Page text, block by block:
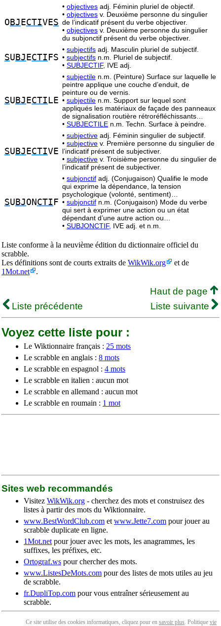
O BJ ECTIVES
• objectives adj. Féminin pluriel de objectif.
• objectives v. Deuxième personne du singulier
de l’indicatif présent du verbe objectiver.
• objectives v. Deuxième personne du singulier
du subjonctif présent du verbe objectiver.
SU BJ ECTI FS
• subjectifs adj. Masculin pluriel de subjectif.
• subjectifs n.m. Pluriel de subjectif.
• SUBJECTIF, IVE adj.
SU BJ ECTI LE
• subjectile n.m. (Peinture) Surface sur laquelle le
peintre applique une couche d’enduit, de
peinture ou de vernis.
• subjectile n.m. Support sur lequel sont
appliqués les matériaux de façade des panneaux
de signalisation routière rétroréfléchissants…
• SUBJECTILE n.m. Techn. Surface à peindre.
SU BJ ECTIVE
• subjective adj. Féminin singulier de subjectif.
• subjective v. Première personne du singulier de
l’indicatif présent de subjectiver.
• subjective v. Troisième personne du singulier de
l’indicatif présent de subjectiver.
SU BJON CTI F
• subjonctif adj. (Conjugaison) Qualifie le mode
qui exprime la dépendance, la tension
psychologique (volonté, sentiment)…
• subjonctif n.m. (Conjugaison) Mode du verbe
qui sert à exprimer une action ou un état
dépendant d’une autre action ou…
• SUBJONCTIF, IVE adj. et n.m.
Liste conforme à la neuvième édition du dictionnaire officiel du
scrabble.
Les définitions sont de courts extraits de WikWik.org
et de
1Mot.net
.
Haut de page
Liste précédente
Liste suivante
Voyez cette liste pour :
Le Wiktionnaire français : 25 mots
Le scrabble en anglais : 8 mots
Le scrabble en espagnol : 4 mots
Le scrabble en italien : aucun mot
Le scrabble en allemand : aucun mot
Le scrabble en roumain : 1 mot
Sites web recommandés
Visitez WikWik.org - cherchez des mots et construisez des
listes à partir des mots du Wiktionnaire.
www.BestWordClub.com et www.Jette7.com pour jouer au
scrabble duplicate en ligne.
1Mot.net pour jouer avec les mots, les anagrammes, les
suffixes, les préfixes, etc.
Ortograf.ws pour chercher des mots.
www.ListesDeMots.com pour des listes de mots utiles au jeu
de scrabble.
fr.DupliTop.com pour vous entraîner sérieusement au
scrabble.
Ce site utilise des cookies informatiques, cliquez pour en savoir plus. Politique vie